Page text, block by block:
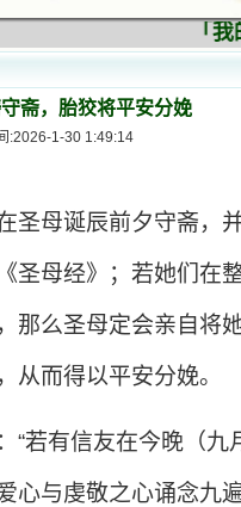
「我
斋，胎狡将平安分娩
:2026-1-30 1:49:14
圣母诞辰前夕守斋，
圣母经》；若她们在
那么圣母定会亲自将
从而得以平安分娩。
若有信友在今晚（九
心与虔敬之心诵念九